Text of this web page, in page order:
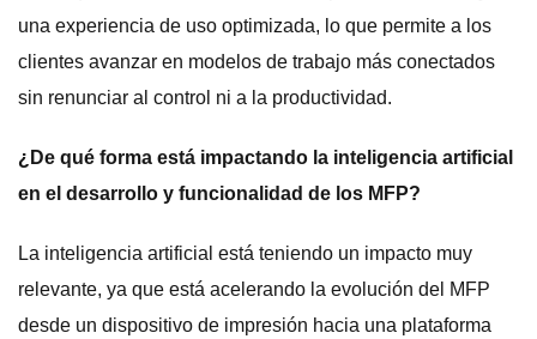
una experiencia de uso optimizada, lo que permite a los
clientes avanzar en modelos de trabajo más conectados
sin renunciar al control ni a la productividad.
¿De qué forma está impactando la inteligencia artificial
en el desarrollo y funcionalidad de los MFP?
La inteligencia artificial está teniendo un impacto muy
relevante, ya que está acelerando la evolución del MFP
desde un dispositivo de impresión hacia una plataforma